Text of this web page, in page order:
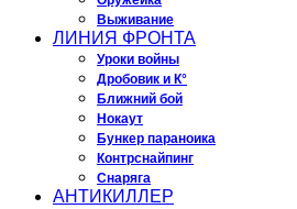
Выживание
ЛИНИЯ ФРОНТА
Уроки войны
Дробовик и К°
Ближний бой
Нокаут
Бункер параноика
Контрснайпинг
Снаряга
АНТИКИЛЛЕР